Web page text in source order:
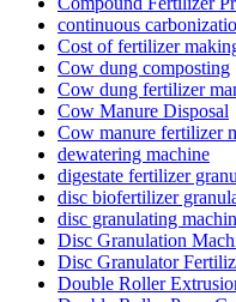
continuous
Cost of fertilizer
Cow dung composting
Cow dung fertilizer
Cow Manure Disposal
Cow manure fertilizer
dewatering machine
digestate fertilizer
disc biofertilizer
disc granulating
Disc Granulation
Disc Granulator
Double Roller